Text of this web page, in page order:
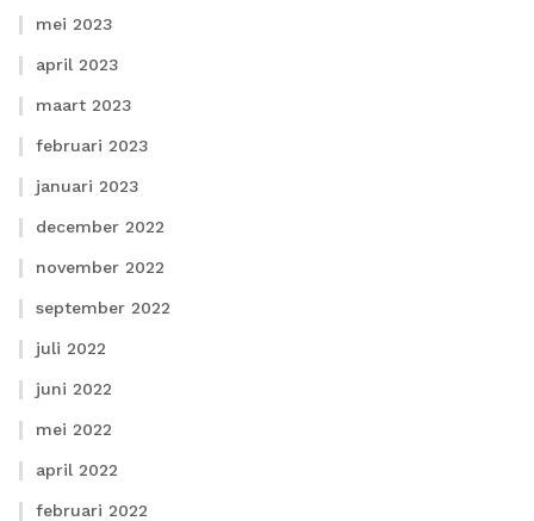
mei 2023
april 2023
maart 2023
februari 2023
januari 2023
december 2022
november 2022
september 2022
juli 2022
juni 2022
mei 2022
april 2022
februari 2022